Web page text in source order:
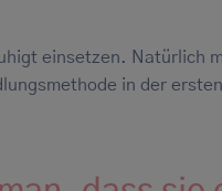
einsetzen. Natürlich
in der